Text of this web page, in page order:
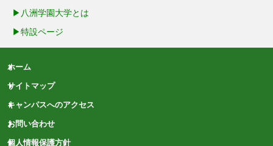
八洲学園大学とは
特設ページ
ホーム
サイトマップ
キャンパスへのアクセス
お問い合わせ
個人情報保護方針